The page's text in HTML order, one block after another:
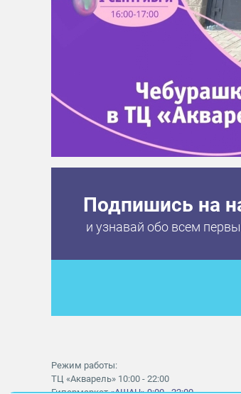
Подпишись на
и узнавай обо всем
Режим работы:
ТЦ «Акварель» 10:00 - 22:00